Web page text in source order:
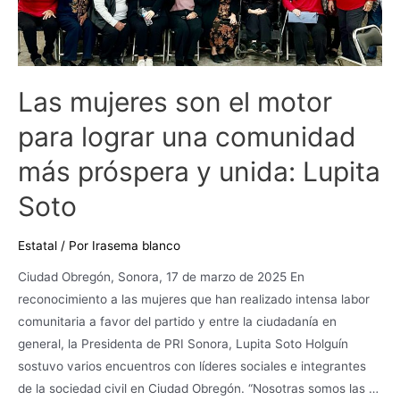
Las mujeres son el motor
para lograr una comunidad
más próspera y unida: Lupita
Soto
Estatal / Por Irasema blanco
Ciudad Obregón, Sonora, 17 de marzo de 2025 En
reconocimiento a las mujeres que han realizado intensa labor
comunitaria a favor del partido y entre la ciudadanía en
general, la Presidenta de PRI Sonora, Lupita Soto Holguín
sostuvo varios encuentros con líderes sociales e integrantes
de la sociedad civil en Ciudad Obregón. “Nosotras somos las …
una
comunidad
más
y
unida:
Lupita
Soto